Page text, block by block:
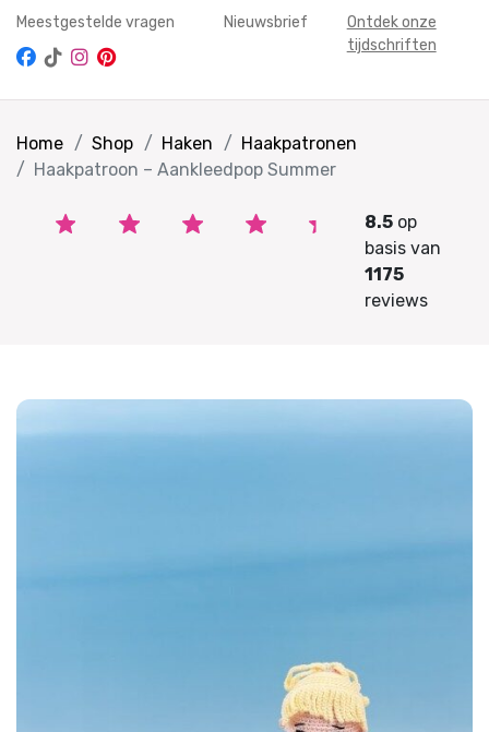
Meestgestelde vragen Nieuwsbrief
Ontdek onze
tijdschriften
Home Shop Haken
Haakpatronen
Haakpatroon – Aankleedpop Summer
8.5op
basis van
1175
reviews